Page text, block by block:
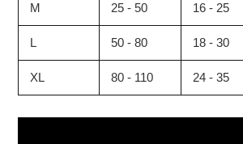
M 25 - 50 16 - 25
L 50 - 80 18 - 30
XL 80 - 110 24 - 35